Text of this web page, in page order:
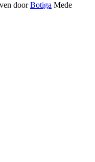
doorBotiga Mede